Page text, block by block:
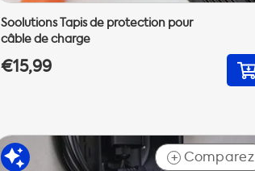
Soolutions Tapis de protection pour
câble de charge
€15,99
+ Comparez